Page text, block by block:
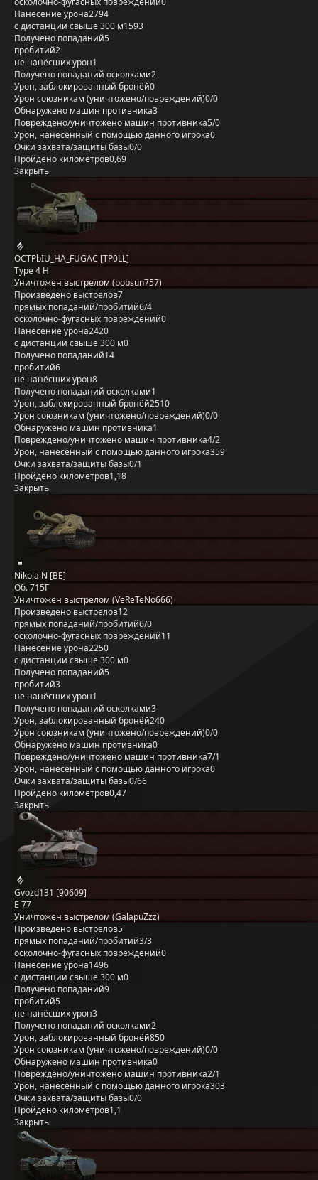
Нанесение урона2794
с дистанции свыше 300 м1593
Получено попаданий5
пробитий2
не нанёсших урон1
Получено попаданий осколками2
Урон, заблокированный бронёй0
Урон союзникам (уничтожено/повреждений)0/0
Обнаружено машин противника3
Повреждено/уничтожено машин противника5/0
Урон, нанесённый с помощью данного игрока0
Очки захвата/защиты базы0/0
Пройдено километров0,69
Закрыть
OCTPbIU_HA_FUGAC [TP0LL]
Type 4 H
Уничтожен выстрелом (bobsun757)
Произведено выстрелов7
прямых попаданий/пробитий6/4
осколочно-фугасных повреждений0
Нанесение урона2420
с дистанции свыше 300 м0
Получено попаданий14
пробитий6
не нанёсших урон8
Получено попаданий осколками1
Урон, заблокированный бронёй2510
Урон союзникам (уничтожено/повреждений)0/0
Обнаружено машин противника1
Повреждено/уничтожено машин противника4/2
Урон, нанесённый с помощью данного игрока359
Очки захвата/защиты базы0/1
Пройдено километров1,18
Закрыть
NikolaiN [BE]
Об. 715Г
Уничтожен выстрелом (VeReTeNo666)
Произведено выстрелов12
прямых попаданий/пробитий6/0
осколочно-фугасных повреждений11
Нанесение урона2250
с дистанции свыше 300 м0
Получено попаданий5
пробитий3
не нанёсших урон1
Получено попаданий осколками3
Урон, заблокированный бронёй240
Урон союзникам (уничтожено/повреждений)0/0
Обнаружено машин противника0
Повреждено/уничтожено машин противника7/1
Урон, нанесённый с помощью данного игрока0
Очки захвата/защиты базы0/66
Пройдено километров0,47
Закрыть
Gvozd131 [90609]
E 77
Уничтожен выстрелом (GalapuZzz)
Произведено выстрелов5
прямых попаданий/пробитий3/3
осколочно-фугасных повреждений0
Нанесение урона1496
с дистанции свыше 300 м0
Получено попаданий9
пробитий5
не нанёсших урон3
Получено попаданий осколками2
Урон, заблокированный бронёй850
Урон союзникам (уничтожено/повреждений)0/0
Обнаружено машин противника0
Повреждено/уничтожено машин противника2/1
Урон, нанесённый с помощью данного игрока303
Очки захвата/защиты базы0/0
Пройдено километров1,1
Закрыть